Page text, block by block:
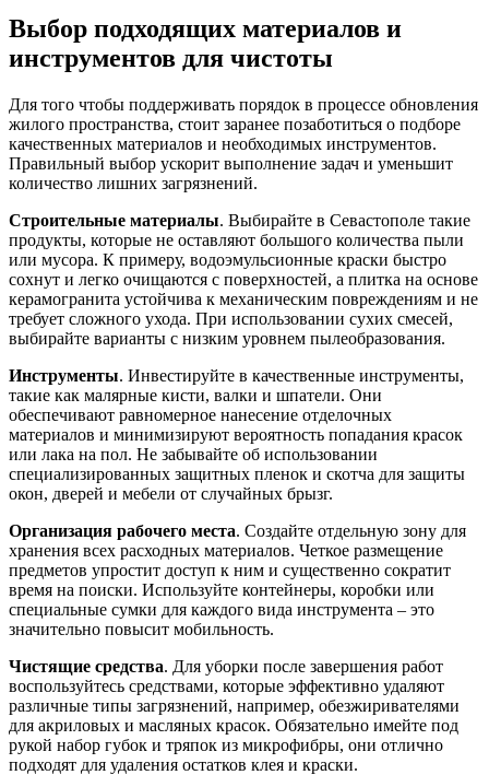
Выбор подходящих материалов и
инструментов для чистоты
Для того чтобы поддерживать порядок в процессе обновления
жилого пространства, стоит заранее позаботиться о подборе
качественных материалов и необходимых инструментов.
Правильный выбор ускорит выполнение задач и уменьшит
количество лишних загрязнений.
Строительные материалы. Выбирайте в Севастополе такие
продукты, которые не оставляют большого количества пыли
или мусора. К примеру, водоэмульсионные краски быстро
сохнут и легко очищаются с поверхностей, а плитка на основе
керамогранита устойчива к механическим повреждениям и не
требует сложного ухода. При использовании сухих смесей,
выбирайте варианты с низким уровнем пылеобразования.
Инструменты. Инвестируйте в качественные инструменты,
такие как малярные кисти, валки и шпатели. Они
обеспечивают равномерное нанесение отделочных
материалов и минимизируют вероятность попадания красок
или лака на пол. Не забывайте об использовании
специализированных защитных пленок и скотча для защиты
окон, дверей и мебели от случайных брызг.
Организация рабочего места. Создайте отдельную зону для
хранения всех расходных материалов. Четкое размещение
предметов упростит доступ к ним и существенно сократит
время на поиски. Используйте контейнеры, коробки или
специальные сумки для каждого вида инструмента – это
значительно повысит мобильность.
Чистящие средства. Для уборки после завершения работ
воспользуйтесь средствами, которые эффективно удаляют
различные типы загрязнений, например, обезжиривателями
для акриловых и масляных красок. Обязательно имейте под
рукой набор губок и тряпок из микрофибры, они отлично
подходят для удаления остатков клея и краски.